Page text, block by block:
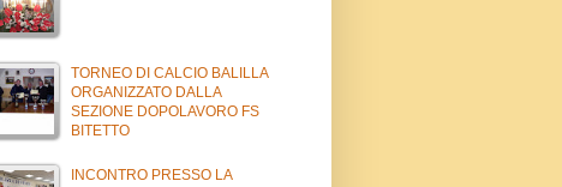
TORNEO DI CALCIO BALILLA
ORGANIZZATO DALLA
SEZIONE DOPOLAVORO FS
BITETTO
INCONTRO PRESSO LA